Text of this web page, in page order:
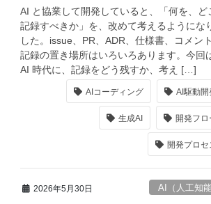
AI と協業して開発していると、「何を、ど
記録すべきか」を、改めて考えるようにな
した。issue、PR、ADR、仕様書、コメン
記録の置き場所はいろいろあります。今回
AI 時代に、記録をどう残すか、考え […]
AIコーディング AI駆動開
生成AI 開発フロ
開発プロセ
2026年5月30日 AI（人工知能